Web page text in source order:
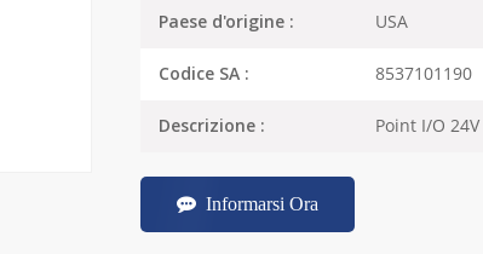
Paese d'origine : USA
Codice SA : 8537101190
Descrizione : Point I/O
Informarsi Ora